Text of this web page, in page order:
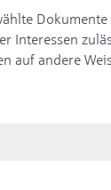
auf andere